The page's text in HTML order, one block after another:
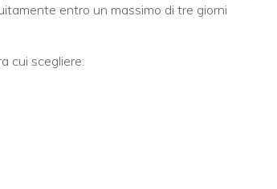
entro un massimo di tre giorni
cui scegliere: